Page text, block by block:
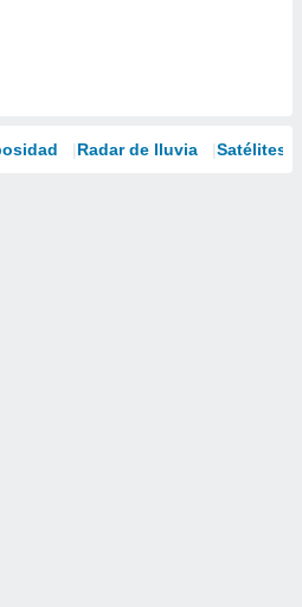
Radar de lluvia Satélites